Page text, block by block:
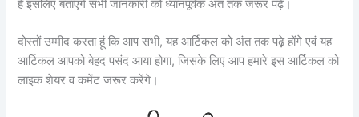
है इसलिए बताएंगे सभी जानकारी को ध्यानपूर्वक अंत तक जरूर पढ़ें।
दोस्तों उम्मीद करता हूं कि आप सभी, यह आर्टिकल को अंत तक पढ़े होंगे एवं यह
आर्टिकल आपको बेहद पसंद आया होगा, जिसके लिए आप हमारे इस आर्टिकल को
लाइक शेयर व कमेंट जरूर करेंगे।